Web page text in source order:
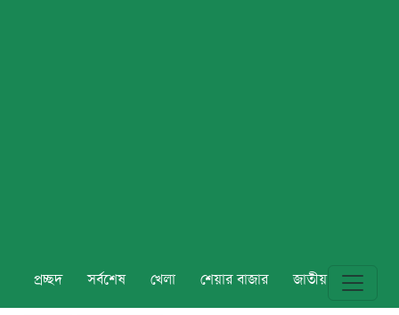
প্রচ্ছদ সর্বশেষ খেলা শেয়ার বাজার জাতীয় বিশ্ব